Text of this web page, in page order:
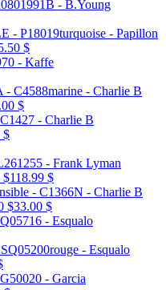
$
$
$
$118.99 $
$33.00 $